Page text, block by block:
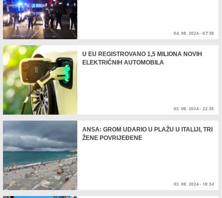
04. 08. 2024 - 07:38
U EU REGISTROVANO 1,5 MILIONA NOVIH
ELEKTRIČNIH AUTOMOBILA
03. 08. 2024 - 22:35
ANSA: GROM UDARIO U PLAŽU U ITALIJI, TRI
ŽENE POVRIJEĐENE
03. 08. 2024 - 18:34